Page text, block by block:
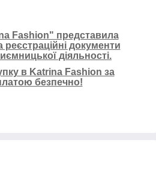
Fashion" представила
документи
діяльності.
в Katrina Fashion за
безпечно!